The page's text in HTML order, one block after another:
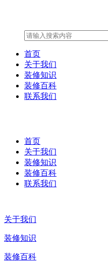
首页
关于我们
装修知识
装修百科
联系我们
首页
关于我们
装修知识
装修百科
联系我们
关于我们
装修知识
装修百科